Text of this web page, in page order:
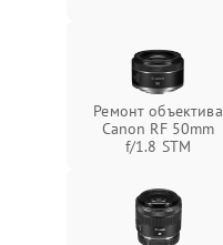
Ремонт объектива
Canon RF 50mm
f/1.8 STM